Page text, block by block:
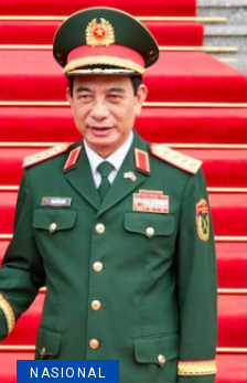
NASIONAL